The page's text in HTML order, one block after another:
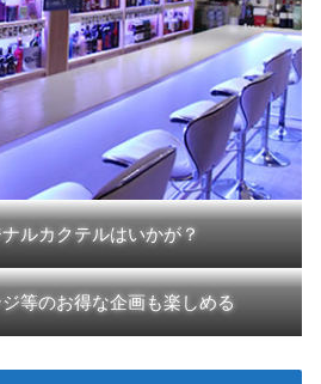
ルカクテルはいかが？
等のお得な企画も楽しめる